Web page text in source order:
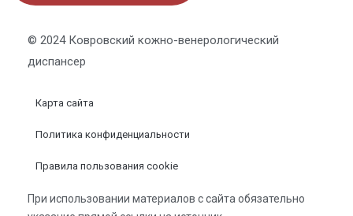
© 2024 Ковровский кожно-венерологический
диспансер
Карта сайта
Политика конфиденциальности
Правила пользования cookie
При использовании материалов с сайта обязательно